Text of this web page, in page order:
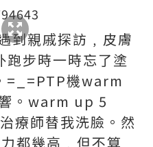
到親戚探訪﹐皮膚
跑步時一時忘了塗
=_=PTP機warm
。warm up 5
療師替我洗臉。然
都幾高﹐但不算